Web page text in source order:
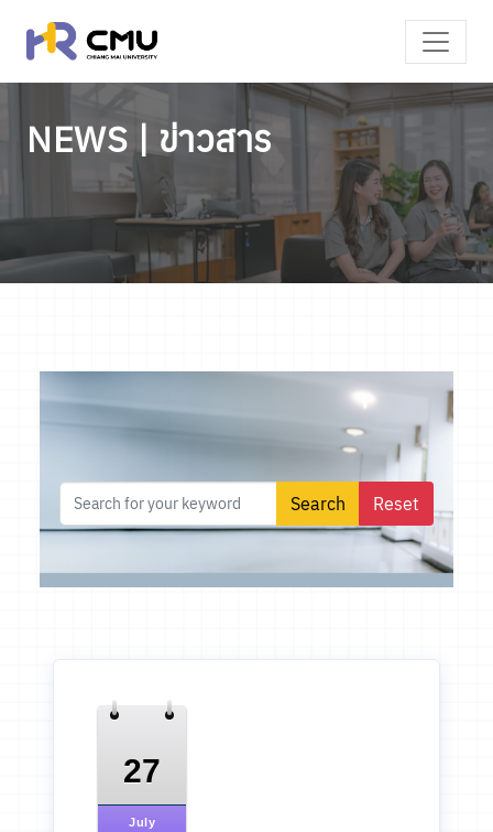
NEWS | ข่าวสาร
27
July